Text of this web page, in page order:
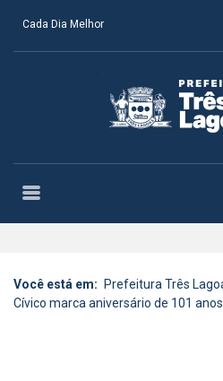
Cada Dia Melhor
Você está em: Prefeitura Três
Cívico marca aniversário de 101